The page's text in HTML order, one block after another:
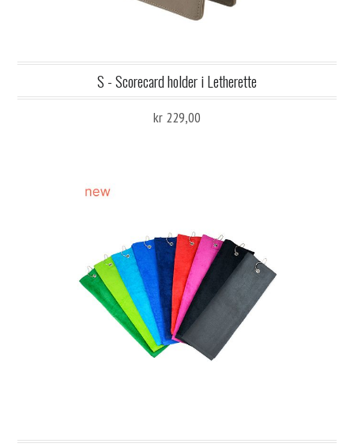
S - Scorecard holder i Letherette
kr 229,00